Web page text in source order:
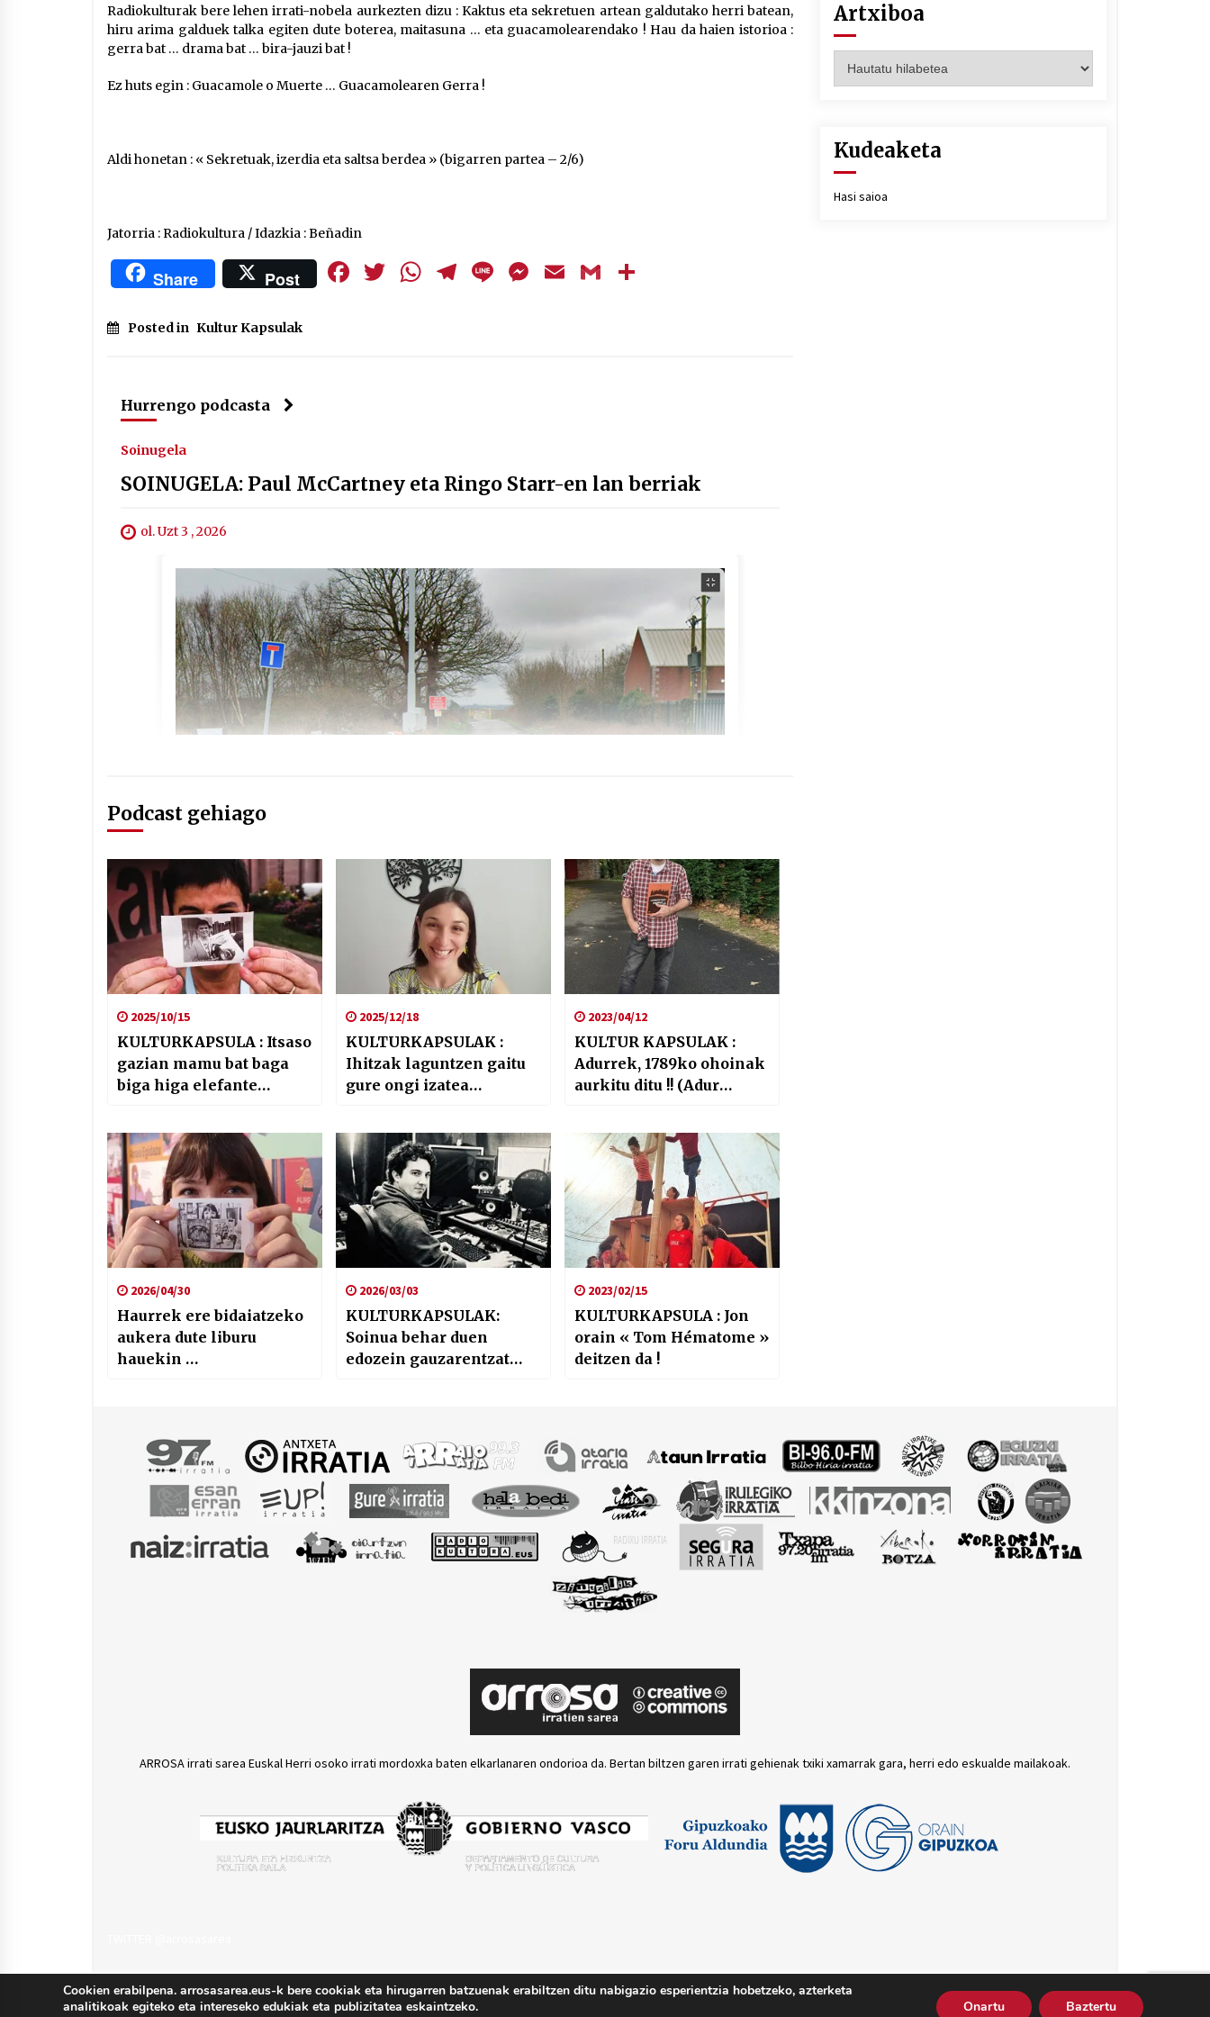
jaisteko.
Radiokulturak bere lehen irrati-nobela aurkezten dizu : Kaktus eta sekretuen artean galdutako herri batean,
hiru arima galduek talka egiten dute boterea, maitasuna … eta guacamolearendako ! Hau da haien istorioa :
gerra bat … drama bat … bira-jauzi bat !
Ez huts egin : Guacamole o Muerte … Guacamolearen Gerra !
Aldi honetan : « Sekretuak, izerdia eta saltsa berdea » (bigarren partea – 2/6)
Jatorria : Radiokultura / Idazkia : Beñadin
Share Post Facebook
Twitter
WhatsApp
Telegram
LineMessenger
EmailGmail
Posted in Kultur Kapsulak
Hurrengo podcasta
Soinugela
SOINUGELA: Paul McCartney eta Ringo Starr-en lan berriak
ol. Uzt 3 , 2026
Podcast gehiago
2025/10/15
KULTURKAPSULA : Itsaso
gazian mamu bat baga
biga higa elefante
2025/12/18
KULTURKAPSULAK :
Ihitzak laguntzen gaitu
gure ongi izatea
2023/04/12
KULTUR KAPSULAK :
Adurrek, 1789ko ohoinak
aurkitu ditu !! (Adur
2026/04/30
Haurrek ere bidaiatzeko
aukera dute liburu
hauekin …
2026/03/03
KULTURKAPSULAK:
Soinua behar duen
edozein gauzarentzat
2023/02/15
KULTURKAPSULA : Jon
orain « Tom Hématome »
deitzen da !
Artxiboa
Kudeaketa
Hasi saioa
ARROSA irrati sarea Euskal Herri osoko irrati mordoxka baten elkarlanaren ondorioa da. Bertan biltzen garen irrati gehienak txiki xamarrak gara, herri edo eskualde mailakoak.
Lege oharra Pribatutasun politika Cookie politika Harremana
Cookien erabilpena. arrosasarea.eus-k bere cookiak eta hirugarren batzuenak erabiltzen ditu nabigazio esperientzia hobetzeko, azterketa
analitikoak egiteko eta intereseko edukiak eta publizitatea eskaintzeko.
Onartu Baztertu